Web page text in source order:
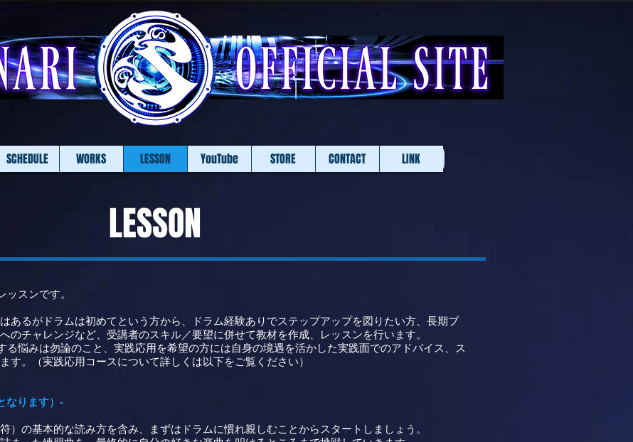
SCHEDULE WORKS LESSON YouTube STORE CONTACT LINK
LESSON
ッスンです。
あるがドラムは初めてという方から、ドラム経験ありでステップアップを図りたい方、長期ブ
のチャレンジなど、受講者のスキル／要望に併せて教材を作成、レッスンを行います。
る悩みは勿論のこと、実践応用を希望の方には自身の境遇を活かした実践面でのアドバイス、ス
す。（実践応用コースについて詳しくは以下をご覧ください）
なります）-
）の基本的な読み方を含み、まずはドラムに慣れ親しむことからスタートしましょう。